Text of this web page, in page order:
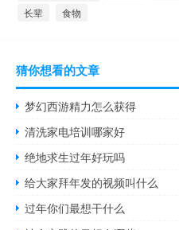
长辈 食物
猜你想看的文章
梦幻西游精力怎么获得
清洗家电培训哪家好
绝地求生过年好玩吗
给大家拜年发的视频叫什么
过年你们最想干什么